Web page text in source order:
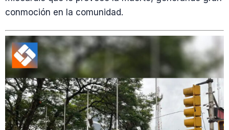
conmoción en la comunidad.